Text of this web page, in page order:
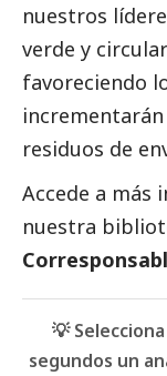
nuestros
verde y
favoreciendo
residuos de
Accede a más
nuestra
💡
segundos un